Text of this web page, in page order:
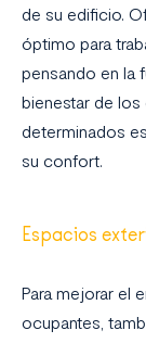
de su edificio.
óptimo para
pensando en la
bienestar de los
determinados
su confort.
Espacios
Para mejorar el
ocupantes,